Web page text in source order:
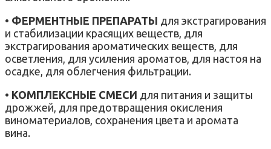
• ФЕРМЕНТНЫЕ ПРЕПАРАТЫ для экстрагирования
и стабилизации красящих веществ, для
экстрагирования ароматических веществ, для
осветления, для усиления ароматов, для настоя на
осадке, для облегчения фильтрации.
• КОМПЛЕКСНЫЕ СМЕСИ для питания и защиты
дрожжей, для предотвращения окисления
виноматериалов, сохранения цвета и аромата
вина.